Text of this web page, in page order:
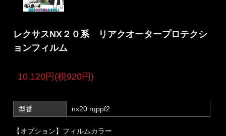
レクサスNX２０系 リアクオータープロテクシ
ョンフィルム
10,120円(税920円)
型番 nx20 rqppf2
【オプション】フィルムカラー